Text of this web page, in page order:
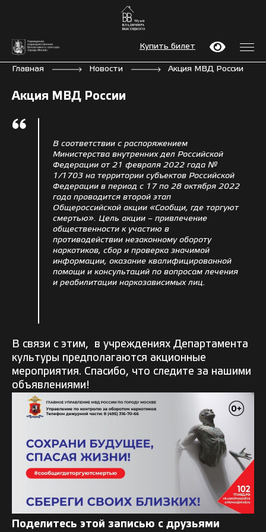
Купить билет
Главная Новости Акция МВД России
Акция МВД России
В соответствии с распоряжением
Министерства внутренних дел Российской
Федерации от 21 февраля 2022 года №
1/1703 на территории субъектов Российской
Федерации в период с 17 по 28 октября 2022
года проводится второй этап
Общероссийской акции «Сообщи, где торгуют
смертью». Цель акции – привлечение
общественности к участию в
противодействии незаконному обороту
наркотиков, сбор и проверка значимой
информации, оказание квалифицированной
помощи и консультаций по вопросам лечения
и реабилитации наркозависимых лиц.
В связи с этим, в учреждениях Департамента
культуры предполагаются акционные
мероприятия. Спасибо, что следите за нашими
объявлениями!
Поделитесь этой записью с друзьями